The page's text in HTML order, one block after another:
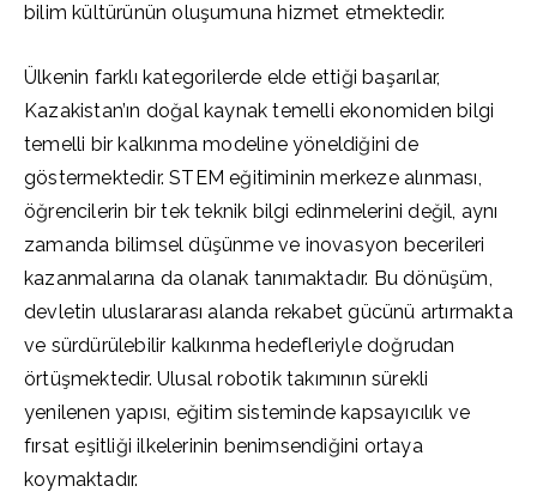
bilim kültürünün oluşumuna hizmet etmektedir.
Ülkenin farklı kategorilerde elde ettiği başarılar,
Kazakistan’ın doğal kaynak temelli ekonomiden bilgi
temelli bir kalkınma modeline yöneldiğini de
göstermektedir. STEM eğitiminin merkeze alınması,
öğrencilerin bir tek teknik bilgi edinmelerini değil, aynı
zamanda bilimsel düşünme ve inovasyon becerileri
kazanmalarına da olanak tanımaktadır. Bu dönüşüm,
devletin uluslararası alanda rekabet gücünü artırmakta
ve sürdürülebilir kalkınma hedefleriyle doğrudan
örtüşmektedir. Ulusal robotik takımının sürekli
yenilenen yapısı, eğitim sisteminde kapsayıcılık ve
fırsat eşitliği ilkelerinin benimsendiğini ortaya
koymaktadır.